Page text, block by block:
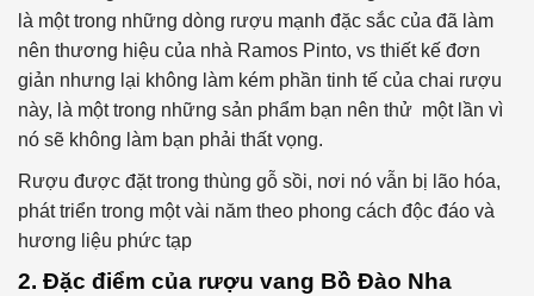
là một trong những dòng rượu mạnh đặc sắc của đã làm
nên thương hiệu của nhà Ramos Pinto, vs thiết kế đơn
giản nhưng lại không làm kém phần tinh tế của chai rượu
này, là một trong những sản phẩm bạn nên thử một lần vì
nó sẽ không làm bạn phải thất vọng.
Rượu được đặt trong thùng gỗ sồi, nơi nó vẫn bị lão hóa,
phát triển trong một vài năm theo phong cách độc đáo và
hương liệu phức tạp
2. Đặc điểm của rượu vang Bồ Đào Nha